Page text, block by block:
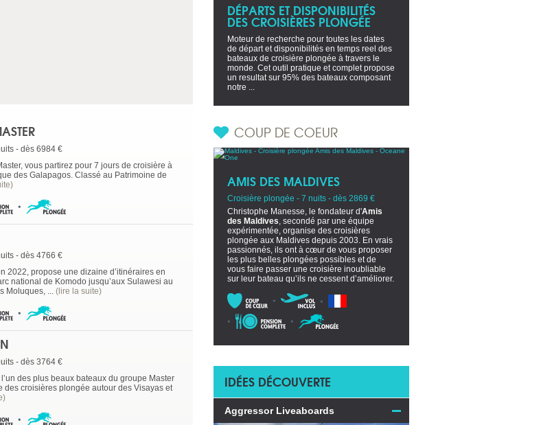
- dès 6984 €
vous partirez pour 7 jours de croisière à
des Galapagos. Classé au Patrimoine de
- dès 4766 €
2022, propose une dizaine d’itinéraires en
national de Komodo jusqu’aux Sulawesi au
Moluques, ... (lire la suite)
- dès 3764 €
des plus beaux bateaux du groupe Master
des croisières plongée autour des Visayas et
DÉPARTS ET DISPONIBILITÉS
DES CROISIÈRES PLONGÉE
Moteur de recherche pour toutes les dates
de départ et disponibilités en temps reel des
bateaux de croisière plongée à travers le
monde. Cet outil pratique et complet propose
un resultat sur 95% des bateaux composant
notre ...
COUP DE COEUR
AMIS DES MALDIVES
Croisière plongée - 7 nuits - dès 2869 €
Christophe Manesse, le fondateur d'Amis
des Maldives, secondé par une équipe
expérimentée, organise des croisières
plongée aux Maldives depuis 2003. En vrais
passionnés, ils ont à cœur de vous proposer
les plus belles plongées possibles et de
vous faire passer une croisière inoubliable
sur leur bateau qu’ils ne cessent d’améliorer.
IDÉES DÉCOUVERTE
Aggressor Liveaboards